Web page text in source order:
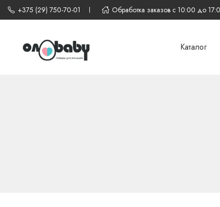
+375 (29) 750-70-01 Обработка заказов с 10:00 до
Каталог